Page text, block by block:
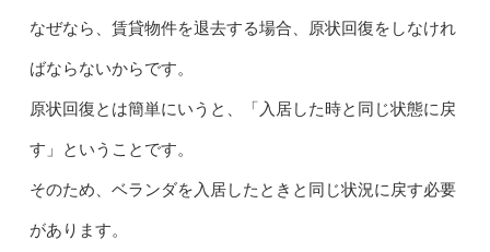
なぜなら、賃貸物件を退去する場合、原状回復をしなけれ
ばならないからです。
原状回復とは簡単にいうと、「入居した時と同じ状態に戻
す」ということです。
そのため、ベランダを入居したときと同じ状況に戻す必要
があります。